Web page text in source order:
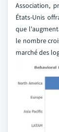
Association,
États-Unis
que
le nombre
marché des